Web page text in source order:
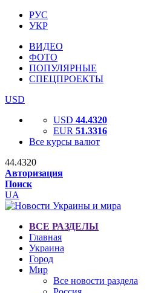
РУС
УКР
ВИДЕО
ФОТО
ПОПУЛЯРНЫЕ
СПЕЦПРОЕКТЫ
USD
USD 44.4320
EUR 51.3316
Все курсы валют
44.4320
Авторизация
Поиск
UA
ВСЕ РАЗДЕЛЫ
Главная
Украина
Город
Мир
Все новости раздела